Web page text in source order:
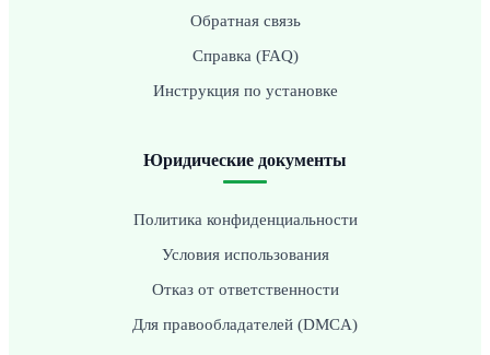
Обратная связь
Справка (FAQ)
Инструкция по установке
Юридические документы
Политика конфиденциальности
Условия использования
Отказ от ответственности
Для правообладателей (DMCA)